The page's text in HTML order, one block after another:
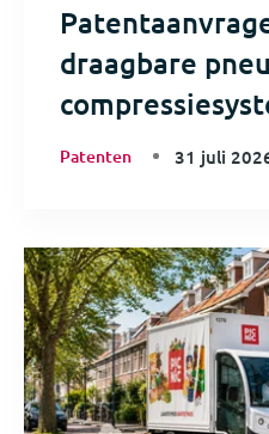
draagbare
Patenten 31 juli